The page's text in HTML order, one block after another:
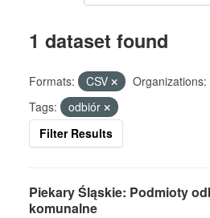
1 dataset found
Formats: CSV Organizations:
Tags:
odbiór
Filter Results
Piekary Śląskie: Podmioty
komunalne